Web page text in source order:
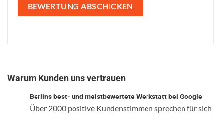
Warum Kunden uns vertrauen
Berlins best- und meistbewertete Werkstatt bei Google
Über 2000 positive Kundenstimmen sprechen für sich